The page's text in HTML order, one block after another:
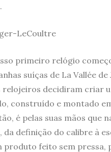
LeCoultre
primeiro relógio
suíças de La Vallée de
relojeiros decidiram criar
construído e montado
é pelas suas mãos que
da definição do calibre à
produto feito sem pressa,